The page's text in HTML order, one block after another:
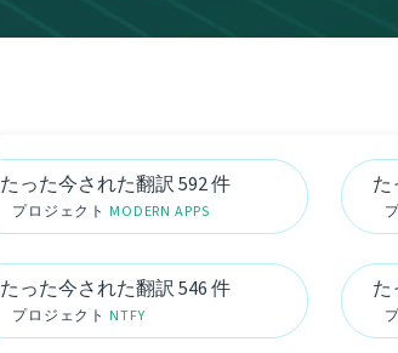
たった今された翻訳 592 件
プロジェクト MODERN APPS
た
たった今された翻訳 546 件
プロジェクト NTFY
た